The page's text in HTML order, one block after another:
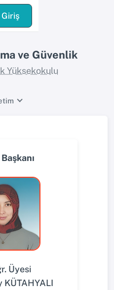
Giriş
ve Güvenlik
Yüksekokulu
Üyesi